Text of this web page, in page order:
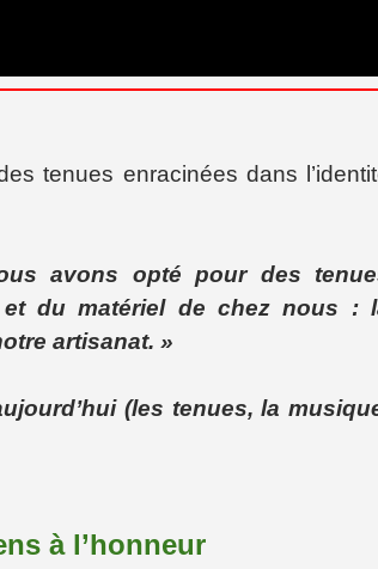
tenues enracinées dans
avons opté pour des
du matériel de chez nous :
artisanat. »
(les tenues, la
à l’honneur